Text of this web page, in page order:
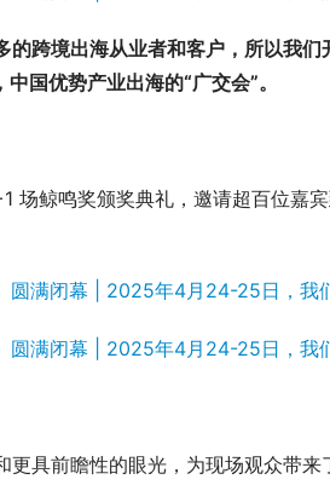
跨境出海从业者和客户，所以我
国优势产业出海的“广交会”。
场鲸鸣奖颁奖典礼，邀请超百位嘉
更具前瞻性的眼光，为现场观众带